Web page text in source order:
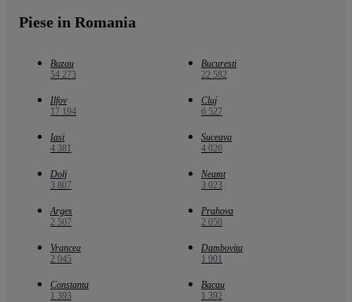
Piese in Romania
Buzau
54 273
Bucuresti
22 582
Ilfov
17 194
Cluj
6 527
Iasi
4 381
Suceava
4 020
Dolj
3 807
Neamt
3 023
Arges
2 507
Prahova
2 050
Vrancea
2 045
Dambovita
1 901
Constanta
1 393
Bacau
1 392